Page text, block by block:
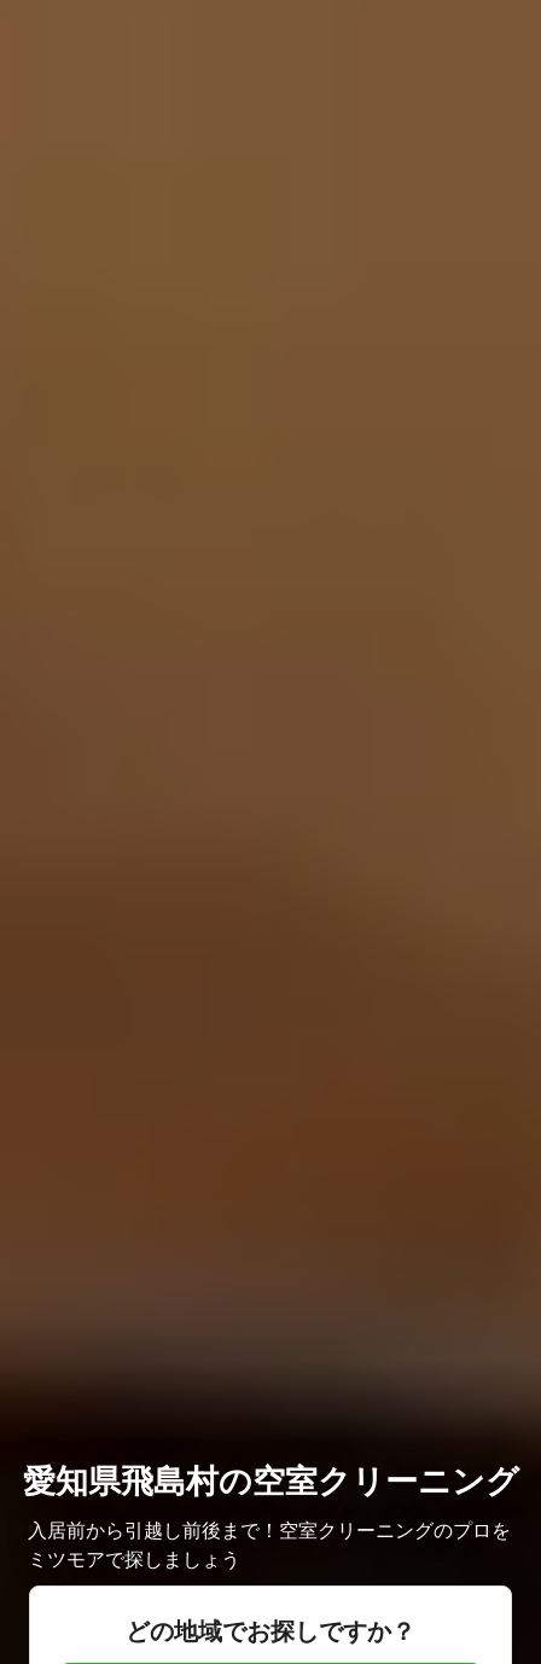
愛知県飛島村の空室クリーニング
入居前から引越し前後まで！空室クリーニングのプロを
ミツモアで探しましょう
どの地域でお探しですか？